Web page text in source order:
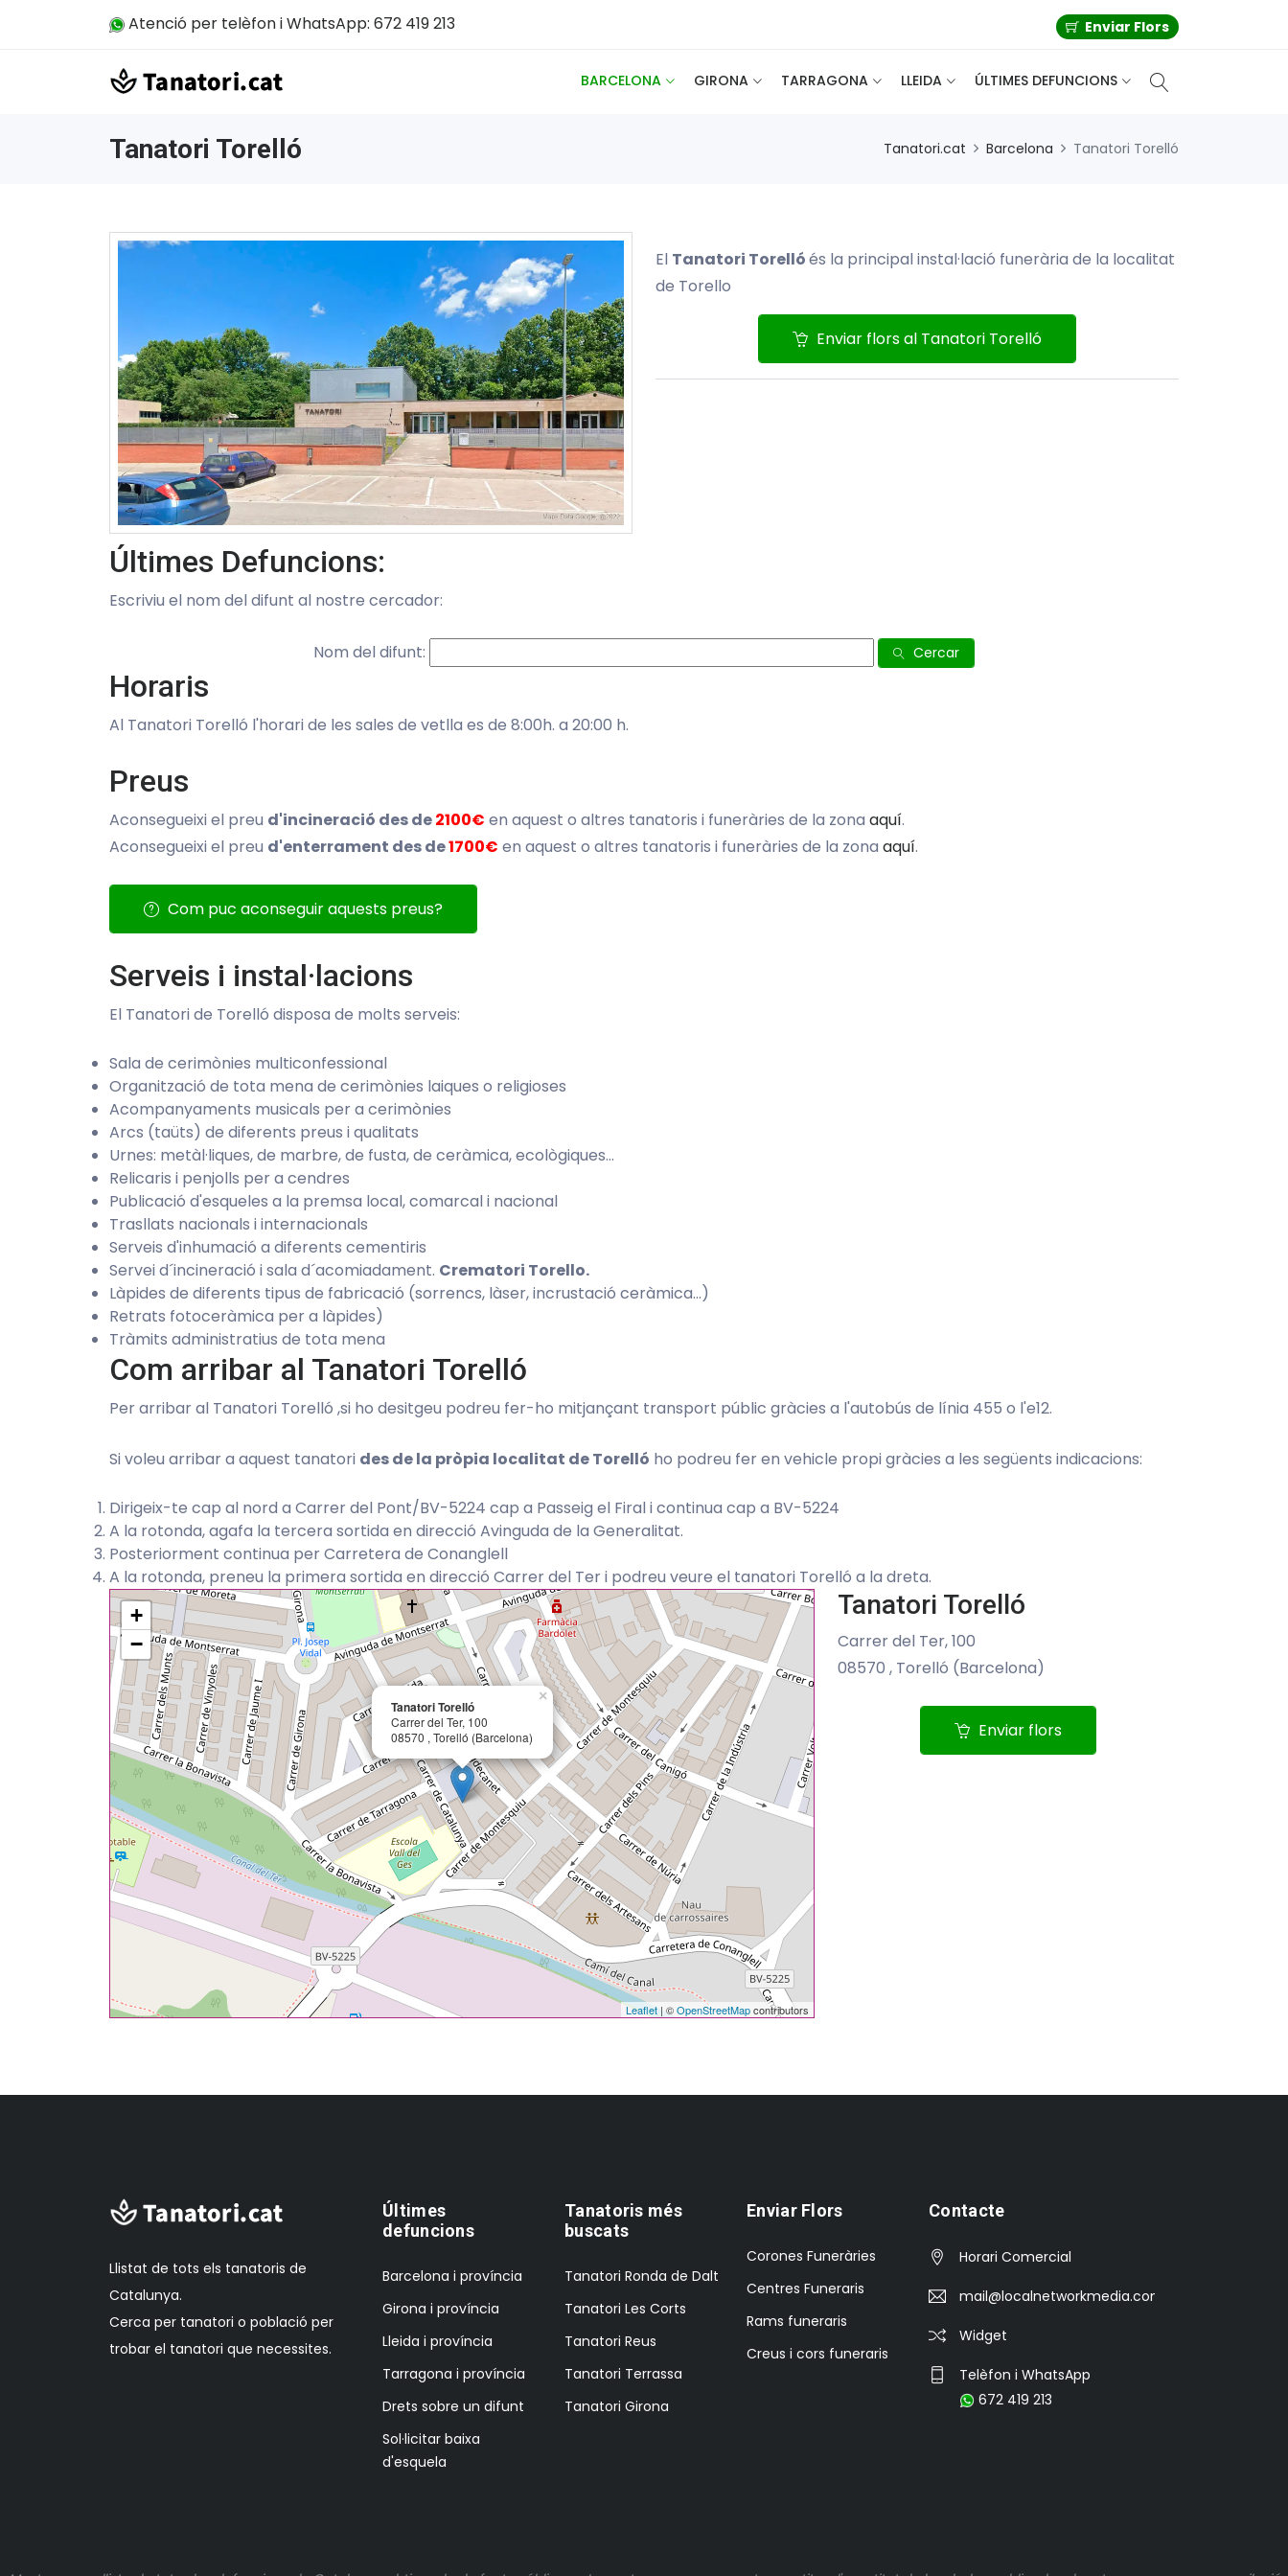
Atenció per telèfon i WhatsApp: 672 419 213 Enviar Flors
BARCELONA GIRONA TARRAGONA LLEIDA ÚLTIMES DEFUNCIONS
Tanatori Torelló Tanatori.cat Barcelona Tanatori Torelló
El Tanatori Torellóés la principal instal·lació funerària de la localitat
de Torello
Enviar flors al Tanatori Torelló
Últimes Defuncions:
Escriviu el nom del difunt al nostre cercador:
Nom del difunt: Cercar
Horaris
Al Tanatori Torelló l'horari de les sales de vetlla es de 8:00h. a 20:00 h.
Preus
Aconsegueixi el preu d'incineració des de2100€ en aquest o altres tanatoris i funeràries de la zona aquí.
Aconsegueixi el preu d'enterrament des de1700€ en aquest o altres tanatoris i funeràries de la zona aquí.
Com puc aconseguir aquests preus?
Serveis i instal·lacions
El Tanatori de Torelló disposa de molts serveis:
Sala de cerimònies multiconfessional
Organització de tota mena de cerimònies laiques o religioses
Acompanyaments musicals per a cerimònies
Arcs (taüts) de diferents preus i qualitats
Urnes: metàl·liques, de marbre, de fusta, de ceràmica, ecològiques…
Relicaris i penjolls per a cendres
Publicació d'esqueles a la premsa local, comarcal i nacional
Trasllats nacionals i internacionals
Serveis d'inhumació a diferents cementiris
Servei d´incineració i sala d´acomiadament. Crematori Torello.
Làpides de diferents tipus de fabricació (sorrencs, làser, incrustació ceràmica…)
Retrats fotoceràmica per a làpides)
Tràmits administratius de tota mena
Com arribar al Tanatori Torelló
Per arribar al Tanatori Torelló ,si ho desitgeu podreu fer-ho mitjançant transport públic gràcies a l'autobús de línia 455 o l'e12.
Si voleu arribar a aquest tanatori des de la pròpia localitat de Torelló ho podreu fer en vehicle propi gràcies a les següents indicacions:
Dirigeix-te cap al nord a Carrer del Pont/BV-5224 cap a Passeig el Firal i continua cap a BV-5224
A la rotonda, agafa la tercera sortida en direcció Avinguda de la Generalitat.
Posteriorment continua per Carretera de Conanglell
A la rotonda, preneu la primera sortida en direcció Carrer del Ter i podreu veure el tanatori Torelló a la dreta.
Tanatori Torelló
Carrer del Ter, 100
08570 , Torelló (Barcelona)
×
+
−
Leaflet | ©OpenStreetMapcontributors
Tanatori Torelló
Carrer del Ter, 100
08570 , Torelló (Barcelona)
Enviar flors
Llistat de tots els tanatoris de
Catalunya.
Cerca per tanatori o població per
trobar el tanatori que necessites.
Últimes
defuncions
Barcelona i província
Girona i província
Lleida i província
Tarragona i província
Drets sobre un difunt
Sol·licitar baixa
d'esquela
Tanatoris més
buscats
Tanatori Ronda de Dalt
Tanatori Les Corts
Tanatori Reus
Tanatori Terrassa
Tanatori Girona
Enviar Flors
Corones Funeràries
Centres Funeraris
Rams funeraris
Creus i cors funeraris
Contacte
Horari Comercial
mail@localnetworkmedia.com
Widget
Telèfon i WhatsApp
672 419 213